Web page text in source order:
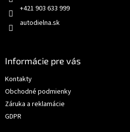
+421 903 633 999
autodielna.sk
Informácie pre vás
Kontakty
Obchodné podmienky
Záruka a reklamácie
GDPR